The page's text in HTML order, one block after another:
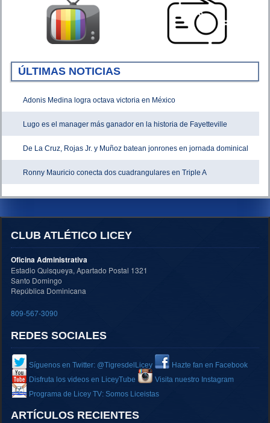
ÚLTIMAS NOTICIAS
Adonis Medina logra octava victoria en México
Lugo es el manager más ganador en la historia de Fayetteville
De La Cruz, Rojas Jr. y Muñoz batean jonrones en jornada dominical
Ronny Mauricio conecta dos cuadrangulares en Triple A
CLUB ATLÉTICO LICEY
Oficina Administrativa
Estadio Quisqueya, Apartado Postal 1321
Santo Domingo
República Dominicana
809-567-3090
REDES SOCIALES
Síguenos en Twitter: @TigresdelLicey
Hazte fan en Facebook
Disfruta los videos en LiceyTube
Visita nuestro Instagram
Programa de Licey TV: Somos Liceistas
ARTÍCULOS RECIENTES